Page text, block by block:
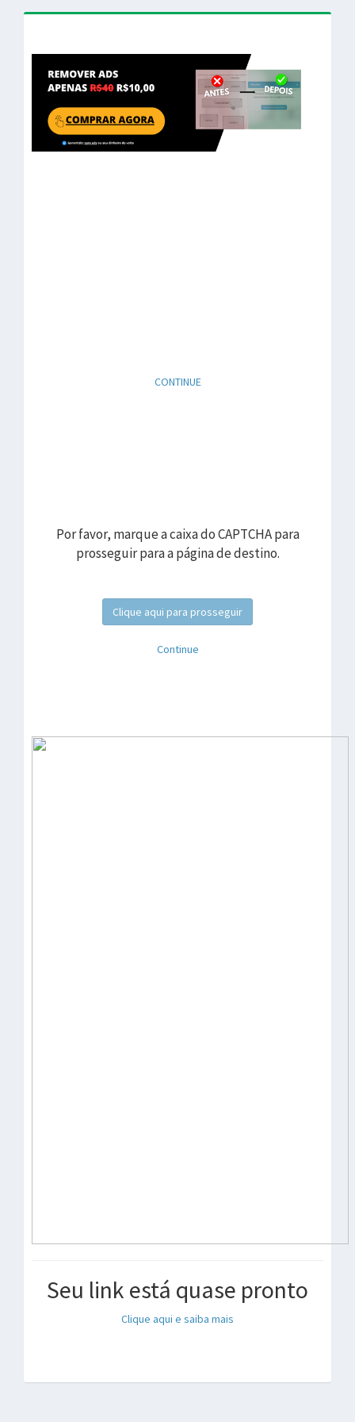
CONTINUE
Por favor, marque a caixa do CAPTCHA para
prosseguir para a página de destino.
Clique aqui para prosseguir
Continue
Seu link está quase pronto
Clique aqui e saiba mais